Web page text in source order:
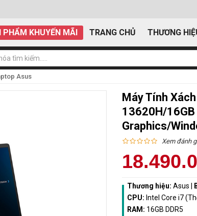
PHẨM KHUYẾN MÃI TRANG CHỦ THƯƠNG
Asus
Máy Tính
13620H/16GB
Graphics/
Xem đánh
Thương hiệu: Asus
CPU: Intel Core i7
RAM: 16GB DDR5